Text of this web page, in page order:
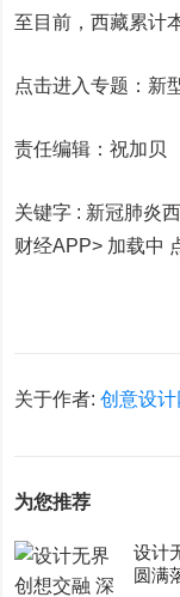
至目前，西藏累计
点击进入专题：新
责任编辑：祝加贝
关键字 : 新冠肺炎
财经APP> 加载中
关于作者:创意设计
为您推荐
设计
圆满